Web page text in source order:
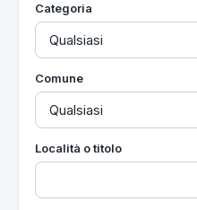
Utilità
Categoria
Comune
Località o titolo